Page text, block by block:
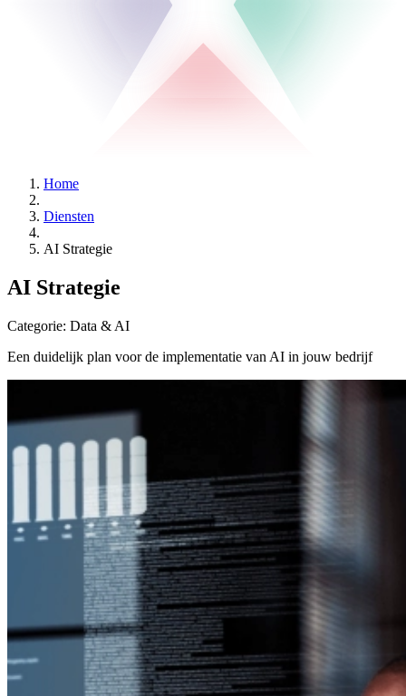
Home
Diensten
AI Strategie
AI Strategie
Categorie: Data & AI
Een duidelijk plan voor de implementatie van AI in jouw bedrijf